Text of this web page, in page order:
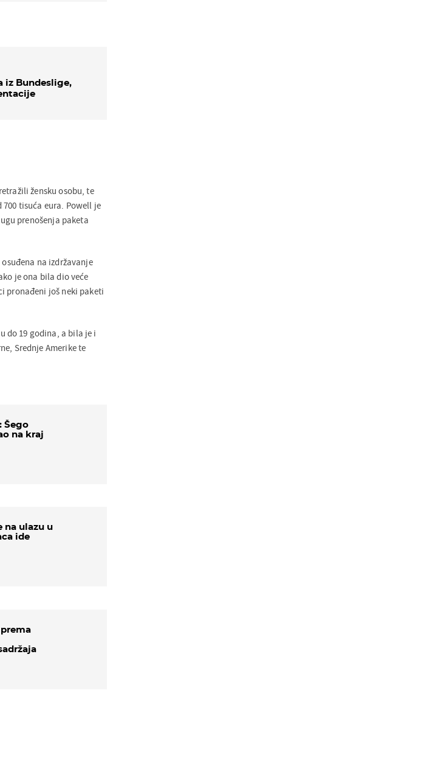
iz Bundeslige,
žensku osobu, te
tisuća eura. Powell je
prenošenja paketa
na izdržavanje
je ona bila dio veće
pronađeni još neki paketi
do 19 godina, a bila je i
Srednje Amerike te
Šego
na kraj
na ulazu u
ide